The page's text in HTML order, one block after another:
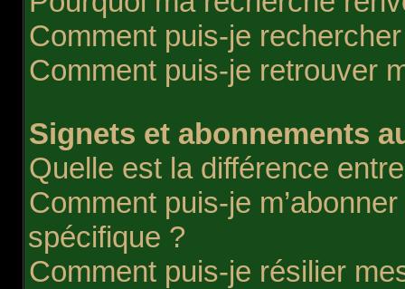
Comment puis-je
Comment puis-je retrouver
Signets et abonnements
Quelle est la différence
Comment puis-je
spécifique ?
Comment puis-je résilier